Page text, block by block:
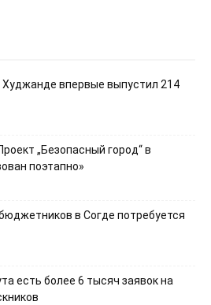
Худжанде впервые выпустил 214
„Безопасный город“ в
поэтапно»
в Согде потребуется
есть более 6 тысяч заявок на